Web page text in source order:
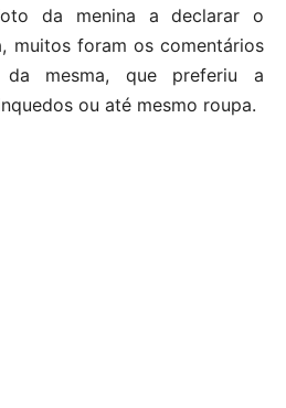
da menina a declarar o
muitos foram os comentários
mesma, que preferiu a
ou até mesmo roupa.